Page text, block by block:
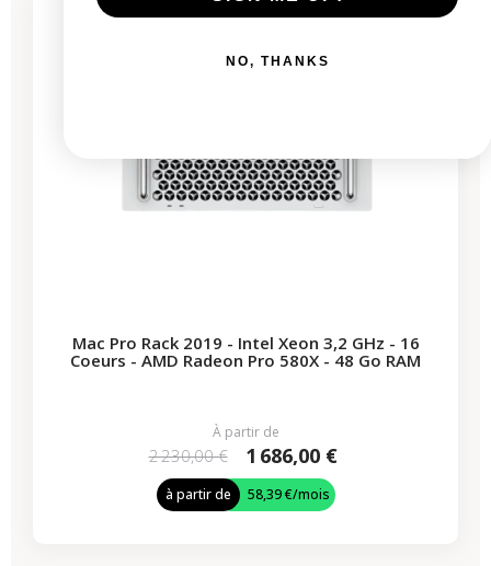
1 produit restant
Mac Pro Rack 2019 - Intel Xeon 3,2 GHz - 16
Coeurs - AMD Radeon Pro 580X - 48 Go RAM
À partir de
2 230,00 € 1 686,00 €
à partir de 58,39 €/mois
NO, THANKS